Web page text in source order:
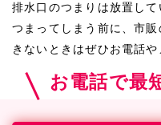
排水口のつまりは放置し
つまってしまう前に、市
きないときはぜひお電話
お電話で最